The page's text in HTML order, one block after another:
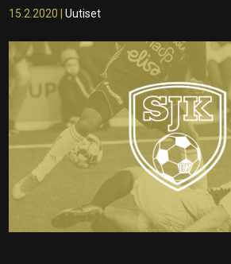
15.2.2020 |Uutiset